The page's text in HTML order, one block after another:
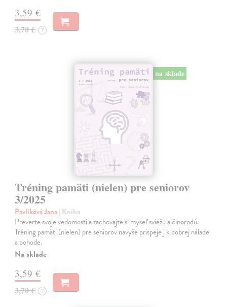
3,59 €
3,70 € ?
na sklade
Tréning pamäti (nielen) pre seniorov
3/2025
Pavlíková Jana| Kniha
Preverte svoje vedomosti a zachovajte si myseľ sviežu a činorodú.
Tréning pamäti (nielen) pre seniorov navyše prispeje j k dobrej nálade
a pohode.
Na sklade
3,59 €
3,70 € ?